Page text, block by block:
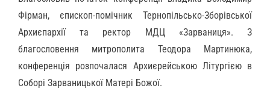
Фірман, єпископ-помічник Тернопільсько-Зборівської
Архиєпархії та ректор МДЦ «Зарваниця». З
благословення митрополита Теодора Мартинюка,
конференція розпочалася Архиєрейською Літургією в
Соборі Зарваницької Матері Божої.